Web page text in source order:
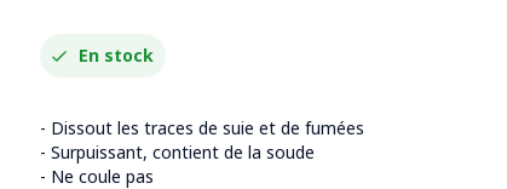
En stock
- Dissout les traces de suie et de fumées
- Surpuissant, contient de la soude
- Ne coule pas